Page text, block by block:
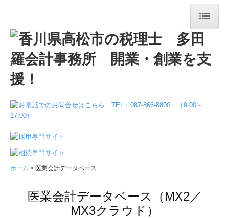
ホーム
事務所案内
お役立ち情報
業務案内
メディア掲載
お問合せ
ホーム 医業会計データベース
医業会計データベース（MX2／
MX3クラウド）